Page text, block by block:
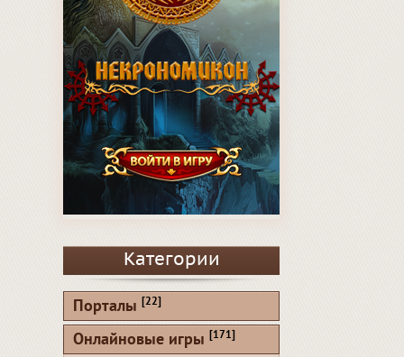
Категории
Порталы [22]
Онлайновые игры [171]